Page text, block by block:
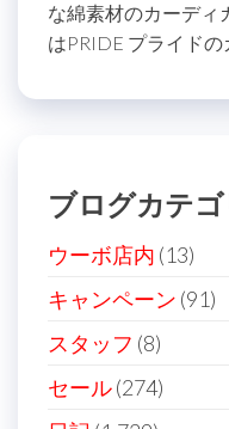
な綿素材のカーディ
はPRIDE プライド
ブログカテ
ウーボ店内 (13)
キャンペーン (91)
スタッフ (8)
セール(274)